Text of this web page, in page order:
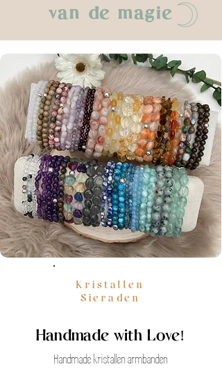
van de magie
Kristallen
Sieraden
Handmade with Love!
Handmade kristallen armbanden